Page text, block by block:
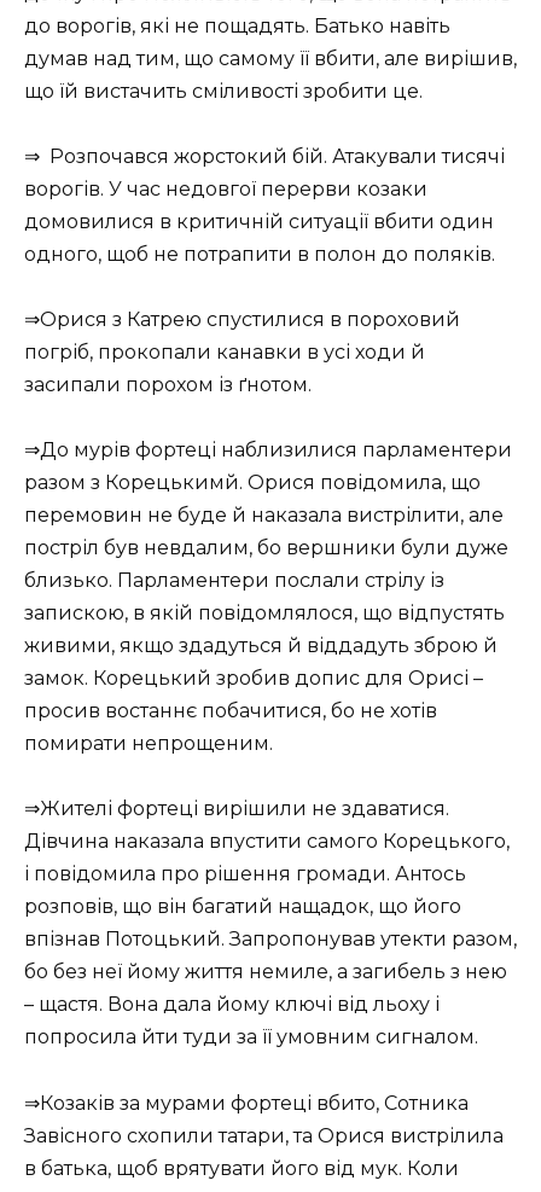
до ворогів, які не пощадять. Батько навіть
думав над тим, що самому її вбити, але вирішив,
що їй вистачить сміливості зробити це.
⇒ Розпочався жорстокий бій. Атакували тисячі
ворогів. У час недовгої перерви козаки
домовилися в критичній ситуації вбити один
одного, щоб не потрапити в полон до поляків.
⇒Орися з Катрею спустилися в пороховий
погріб, прокопали канавки в усі ходи й
засипали порохом із ґнотом.
⇒До мурів фортеці наблизилися парламентери
разом з Корецькимй. Орися повідомила, що
перемовин не буде й наказала вистрілити, але
постріл був невдалим, бо вершники були дуже
близько. Парламентери послали стрілу із
запискою, в якій повідомлялося, що відпустять
живими, якщо здадуться й віддадуть зброю й
замок. Корецький зробив допис для Орисі –
просив востаннє побачитися, бо не хотів
помирати непрощеним.
⇒Жителі фортеці вирішили не здаватися.
Дівчина наказала впустити самого Корецького,
і повідомила про рішення громади. Антось
розповів, що він багатий нащадок, що його
впізнав Потоцький. Запропонував утекти разом,
бо без неї йому життя немиле, а загибель з нею
– щастя. Вона дала йому ключі від льоху і
попросила йти туди за її умовним сигналом.
⇒Козаків за мурами фортеці вбито, Сотника
Завісного схопили татари, та Орися вистрілила
в батька, щоб врятувати його від мук. Коли